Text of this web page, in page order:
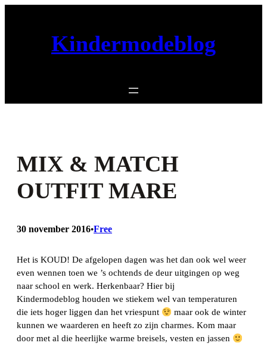
Kindermodeblog
MIX & MATCH
OUTFIT MARE
30 november 2016•Free
Het is KOUD! De afgelopen dagen was het dan ook wel weer
even wennen toen we ’s ochtends de deur uitgingen op weg
naar school en werk. Herkenbaar? Hier bij
Kindermodeblog houden we stiekem wel van temperaturen
die iets hoger liggen dan het vriespunt
maar ook de winter
kunnen we waarderen en heeft zo zijn charmes. Kom maar
door met al die heerlijke warme breisels, vesten en jassen